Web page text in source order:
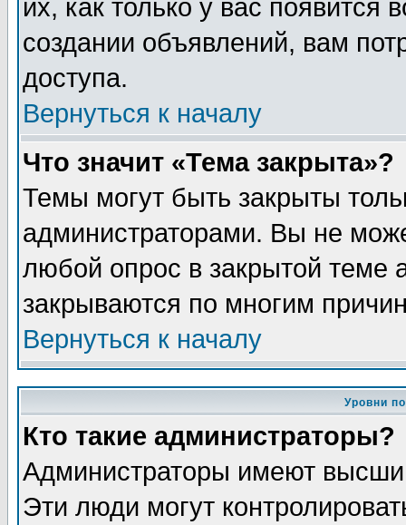
их, как только у вас появится
создании объявлений, вам
доступа.
Вернуться к началу
Что значит «Тема закрыта»?
Темы могут быть закрыты
администраторами. Вы не
любой опрос в закрытой теме
закрываются по многим
Вернуться к началу
Уровни
Кто такие администраторы?
Администраторы имеют
Эти люди могут